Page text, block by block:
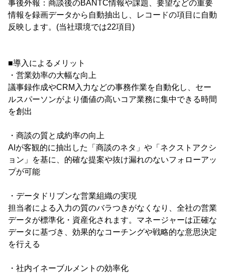
事後外報：商談後のBANTC情報や課題、要望などの重要
情報を録画データから自動抽出し、レコードの項目に自動
反映します。(当社環境では22項目)
■導入によるメリット
・営業効率の大幅な向上
議事録作成やCRM入力などの事務作業を自動化し、セー
ルスパーソンがより価値の高いコア業務に集中できる時間
を創出
・商談の質と成約率の向上
AIが客観的に抽出した「商談のネタ」や「ネクストアクシ
ョン」を基に、的確な提案や抜け漏れのないフォローアッ
プが可能
・データドリブンな営業組織の実現
担当者による入力の質のバラつきがなくなり、全社の営業
データが標準化・資産化されます。マネージャーは正確な
データに基づき、効果的なコーチングや戦略的な意思決定
を行える
・社内イネーブルメントの効率化